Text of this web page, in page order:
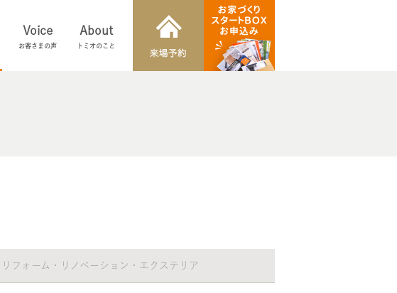
Voice
お客さまの声
About
トミオのこと
リフォーム・リノベーション・エクステリア